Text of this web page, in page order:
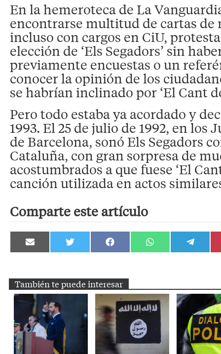
En la hemeroteca de La
encontrarse multitud de cartas de
incluso con cargos en CiU,
elección de ‘Els Segadors’ sin
previamente encuestas o un
conocer la opinión de los
se habrían inclinado por ‘El Cant
Pero todo estaba ya acordado y
1993. El 25 de julio de 1992, en los
de Barcelona, sonó Els Segadors
Cataluña, con gran sorpresa de
acostumbrados a que fuese ‘El
canción utilizada en actos
Comparte este artículo
Compartir
en
Compartir
en
Compartir
en
Compartir
en
Compartir
en
También te puede interesar